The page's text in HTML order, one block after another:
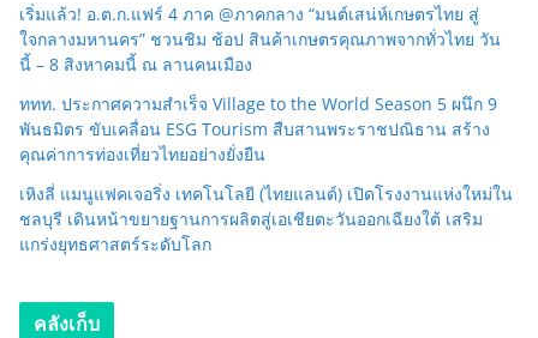
เริ่มแล้ว! อ.ต.ก.แฟร์ 4 ภาค @ภาคกลาง “มนต์เสน่ห์เกษตรไทย สู่
ใจกลางมหานคร” ชวนชิม ช้อป สินค้าเกษตรคุณภาพจากทั่วไทย วัน
นี้ – 8 สิงหาคมนี้ ณ ลานคนเมือง
ททท. ประกาศความสำเร็จ Village to the World Season 5 ผนึก 9
พันธมิตร ขับเคลื่อน ESG Tourism สืบสานพระราชปณิธาน สร้าง
คุณค่าการท่องเที่ยวไทยอย่างยั่งยืน
เหิงลี่ แมนูแฟคเจอริ่ง เทคโนโลยี (ไทยแลนด์) เปิดโรงงานแห่งใหม่ใน
ชลบุรี เดินหน้าขยายฐานการผลิตสู่เอเชียตะวันออกเฉียงใต้ เสริม
แกร่งยุทธศาสตร์ระดับโลก
คลังเก็บ